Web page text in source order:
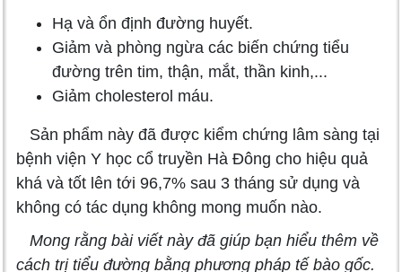
Hạ và ổn định đường huyết.
Giảm và phòng ngừa các biến chứng tiểu
đường trên tim, thận, mắt, thần kinh,...
Giảm cholesterol máu.
Sản phẩm này đã được kiểm chứng lâm sàng tại
bệnh viện Y học cổ truyền Hà Đông cho hiệu quả
khá và tốt lên tới 96,7% sau 3 tháng sử dụng và
không có tác dụng không mong muốn nào.
Mong rằng bài viết này đã giúp bạn hiểu thêm về
cách trị tiểu đường bằng phương pháp tế bào gốc.